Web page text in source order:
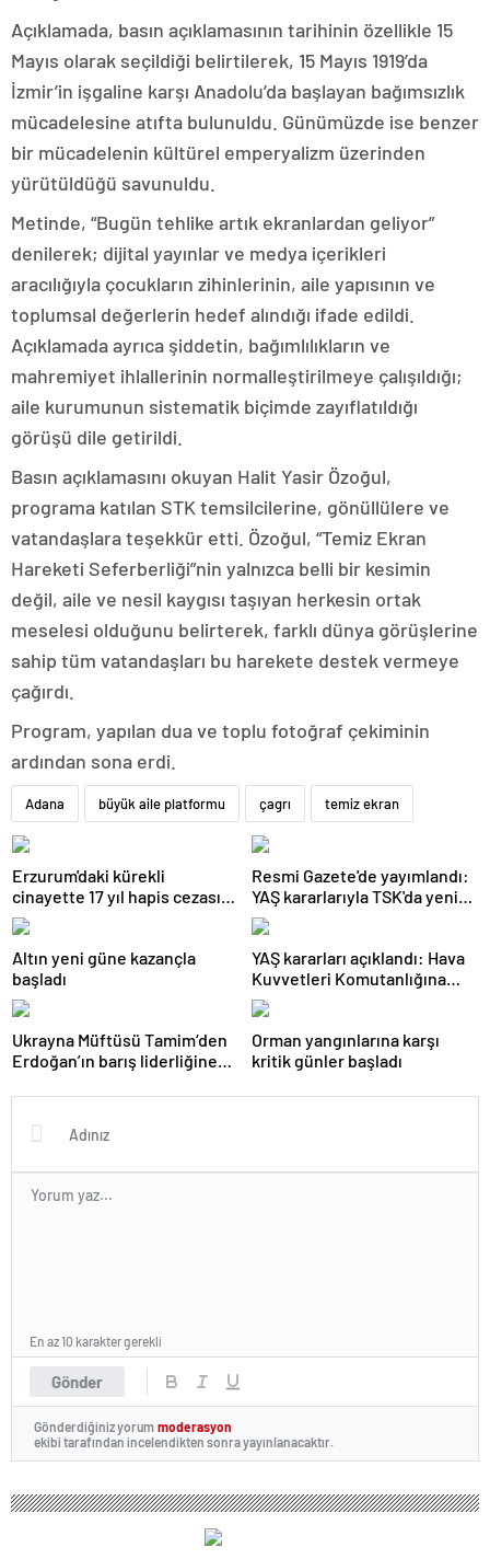
Açıklamada, basın açıklamasının tarihinin özellikle 15
Mayıs olarak seçildiği belirtilerek, 15 Mayıs 1919’da
İzmir’in işgaline karşı Anadolu’da başlayan bağımsızlık
mücadelesine atıfta bulunuldu. Günümüzde ise benzer
bir mücadelenin kültürel emperyalizm üzerinden
yürütüldüğü savunuldu.
Metinde, “Bugün tehlike artık ekranlardan geliyor”
denilerek; dijital yayınlar ve medya içerikleri
aracılığıyla çocukların zihinlerinin, aile yapısının ve
toplumsal değerlerin hedef alındığı ifade edildi.
Açıklamada ayrıca şiddetin, bağımlılıkların ve
mahremiyet ihlallerinin normalleştirilmeye çalışıldığı;
aile kurumunun sistematik biçimde zayıflatıldığı
görüşü dile getirildi.
Basın açıklamasını okuyan Halit Yasir Özoğul,
programa katılan STK temsilcilerine, gönüllülere ve
vatandaşlara teşekkür etti. Özoğul, “Temiz Ekran
Hareketi Seferberliği”nin yalnızca belli bir kesimin
değil, aile ve nesil kaygısı taşıyan herkesin ortak
meselesi olduğunu belirterek, farklı dünya görüşlerine
sahip tüm vatandaşları bu harekete destek vermeye
çağırdı.
Program, yapılan dua ve toplu fotoğraf çekiminin
ardından sona erdi.
Adana büyük aile platformu çagrı temiz ekran
Erzurum'daki kürekli
cinayette 17 yıl hapis cezası
kesinleşti
Resmi Gazete'de yayımlandı:
YAŞ kararlarıyla TSK'da yeni
görevlendirmeler
Altın yeni güne kazançla
başladı
YAŞ kararları açıklandı: Hava
Kuvvetleri Komutanlığına
Rafet Dalkıran getirildi
Ukrayna Müftüsü Tamim‘den
Erdoğan’ın barış liderliğine
Orman yangınlarına karşı
kritik günler başladı
Gönder
En az 10 karakter gerekli
Gönderdiğiniz yorum moderasyon
ekibi tarafından incelendikten sonra yayınlanacaktır.